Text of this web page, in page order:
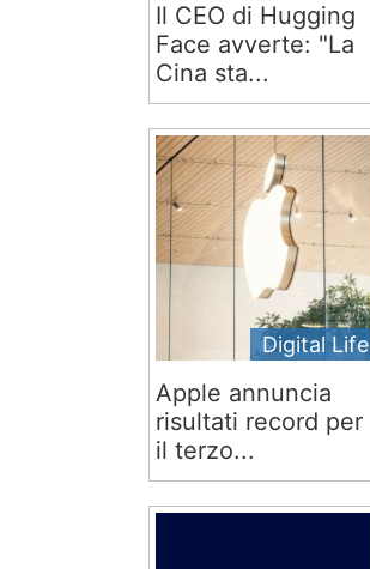
Il CEO di Hugging
Face avverte: "La
Cina sta...
Digital Life
Apple annuncia
risultati record per
il terzo...